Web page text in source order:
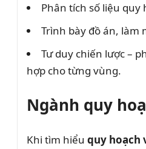
Phân tích số liệu
Trình bày đồ án, làm
Tư duy chiến lược –
hợp cho từng vùng.
Ngành quy
Khi tìm hiểu quy hoạch